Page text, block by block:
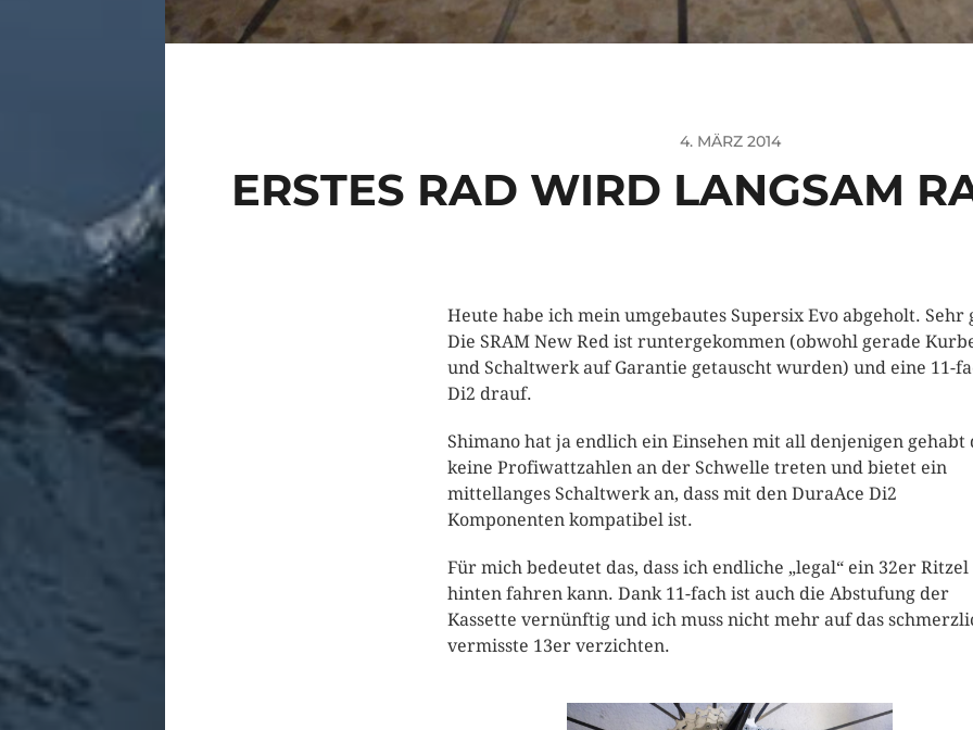
4. MÄRZ 2014
ERSTES RAD WIRD LANGSAM
Heute habe ich mein umgebautes Supersix Evo abgeholt. Sehr
Die SRAM New Red ist runtergekommen (obwohl gerade
und Schaltwerk auf Garantie getauscht wurden) und eine 11-
Di2 drauf.
Shimano hat ja endlich ein Einsehen mit all denjenigen gehabt
keine Profiwattzahlen an der Schwelle treten und bietet ein
mittellanges Schaltwerk an, dass mit den DuraAce Di2
Komponenten kompatibel ist.
Für mich bedeutet das, dass ich endliche „legal“ ein 32er Ritzel
hinten fahren kann. Dank 11-fach ist auch die Abstufung der
Kassette vernünftig und ich muss nicht mehr auf das
vermisste 13er verzichten.